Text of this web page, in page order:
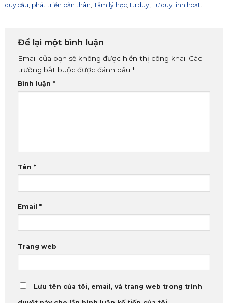
duy cầu phát triển bản thân Tâm lý học tư duy Tư duy linh hoạt
Để lại một bình luận
Email của bạn sẽ không được hiển thị công khai. Các
trường bắt buộc được đánh dấu *
Bình luận *
Tên *
Email *
Trang web
Lưu tên của tôi, email, và trang web trong trình